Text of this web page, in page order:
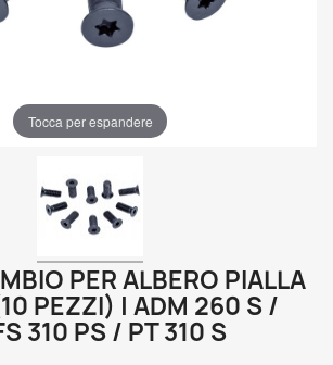
Tocca per espandere
PER ALBERO PIALLA
PEZZI) | ADM 260 S /
310 PS / PT 310 S